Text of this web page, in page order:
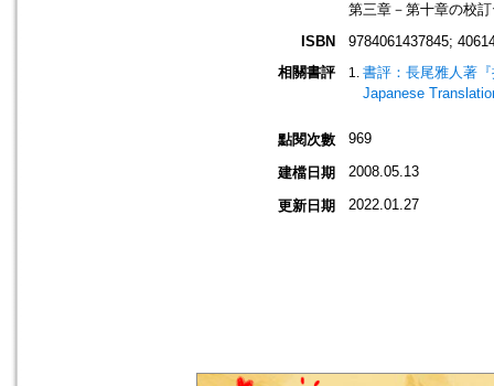
第三章－第十章の校
ISBN
9784061437845;
相關書評
書評：長尾雅人著
Japanese
點閱次數 969
建檔日期 2008.05.13
更新日期 2022.01.27